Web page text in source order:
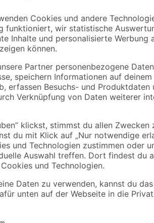
Lacke erfüllen viele Funktionen.
diesen Buntlack von Toom auf
du eine Grundierung verwenden.
Inhalt von 0,75 l bei einem
erzielen, benötigst du nur 2
Außerdem kannst du es im
Beständigkeit macht das
geruchslos. Bei einer
Stunden zu guter Letzt
Weitere Hinweise zu deinem
www.toom.de/b/eigenmarke/